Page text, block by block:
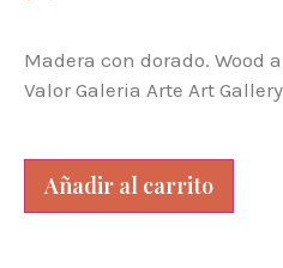
Madera con dorado. Wood
Valor Galeria Arte Art
Añadir al carrito